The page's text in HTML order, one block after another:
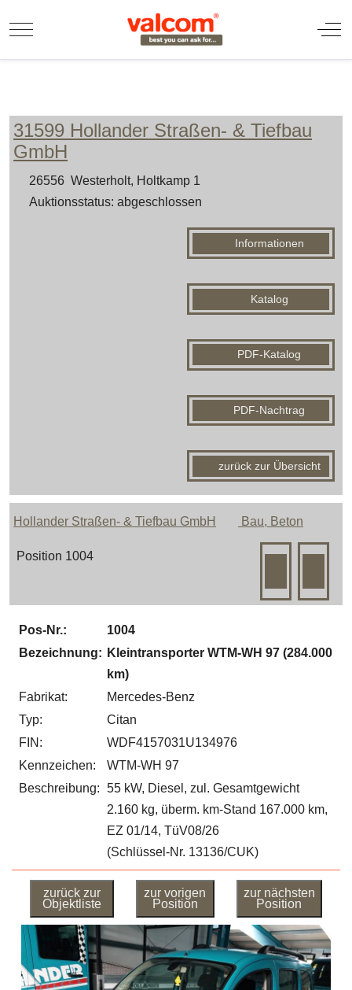
Mobile Menu Toggle Off-
31599 Hollander Straßen- & Tiefbau
GmbH
26556 Westerholt, Holtkamp 1
Auktionsstatus: abgeschlossen
Informationen
Katalog
PDF-Katalog
PDF-Nachtrag
zurück zur Übersicht
Hollander Straßen- & Tiefbau GmbH Bau, Beton
Position 1004
Pos-Nr.:
1004
Bezeichnung: Kleintransporter WTM-WH 97 (284.000
km)
Fabrikat:
Mercedes-Benz
Typ:
Citan
FIN:
WDF4157031U134976
Kennzeichen:
WTM-WH 97
Beschreibung: 55 kW, Diesel, zul. Gesamtgewicht
2.160 kg, überm. km-Stand 167.000 km,
EZ 01/14, TüV08/26
(Schlüssel-Nr. 13136/CUK)
zurück zur
Objektliste
zur vorigen
Position
zur nächsten
Position